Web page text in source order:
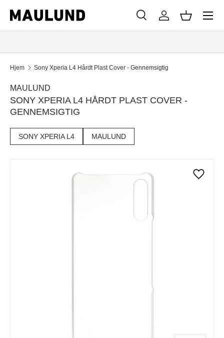
SPRING TIL INDHOLD
Søg
Søg Log indKurv
Menu
Hjem Sony Xperia L4 Hårdt Plast Cover - Gennemsigtig
MAULUND
SONY XPERIA L4 HÅRDT PLAST COVER -
GENNEMSIGTIG
SONY XPERIA L4 MAULUND